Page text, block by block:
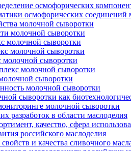
осмофорических
осмофорических соединений
молочной сыворотки
молочной сыворотки
молочной сыворотки
молочной сыворотки
молочной сыворотки
молочной сыворотки
сыворотки
молочной сыворотки
сыворотки как
молочной сыворотки
разработок в области маслоделия
качество, сфера
российского маслоделия
и качества сливочного